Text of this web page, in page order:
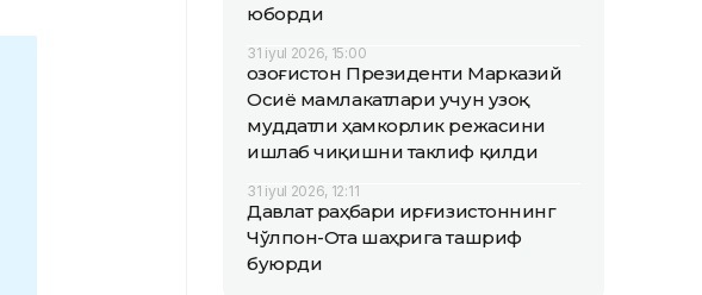
юборди
31 iyul 2026, 15:00
Қозоғистон Президенти Марказий
Осиё мамлакатлари учун узоқ
муддатли ҳамкорлик режасини
ишлаб чиқишни таклиф қилди
31 iyul 2026, 12:11
Давлат раҳбари Қирғизистоннинг
Чўлпон-Ота шаҳрига ташриф
буюрди